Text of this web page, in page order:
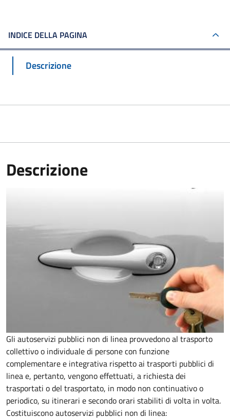
INDICE DELLA PAGINA
Descrizione
Descrizione
Gli autoservizi pubblici non di linea provvedono al trasporto
collettivo o individuale di persone con funzione
complementare e integrativa rispetto ai trasporti pubblici di
linea e, pertanto, vengono effettuati, a richiesta dei
trasportati o del trasportato, in modo non continuativo o
periodico, su itinerari e secondo orari stabiliti di volta in volta.
Costituiscono autoservizi pubblici non di linea: